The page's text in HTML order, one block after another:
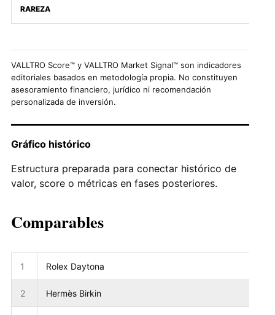
RAREZA
VALLTRO Score™ y VALLTRO Market Signal™ son indicadores
editoriales basados en metodología propia. No constituyen
asesoramiento financiero, jurídico ni recomendación
personalizada de inversión.
Gráfico histórico
Estructura preparada para conectar histórico de
valor, score o métricas en fases posteriores.
Comparables
1 Rolex Daytona
2 Hermès Birkin